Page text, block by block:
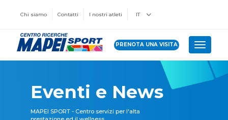
Chi siamo Contatti I nostri atleti IT
PRENOTA UNA VISITA Toggle
Eventi e News
MAPEI SPORT - Centro servizi per l'alta